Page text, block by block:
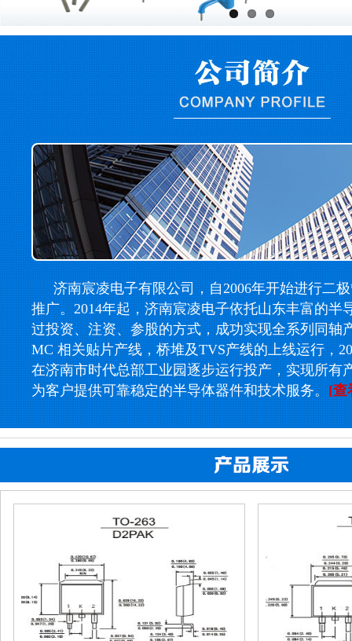
济南宸凌电子有限公司，自2006年开始进行二
推广。2014年起，济南宸凌电子依托山东丰富的半
过投资、注资、参股的方式，成功实现全系列同轴
MC 相关贴片产线，桥堆及TVS产线的上线运行，
在济南市时代总部工业园逐步运行投产，实现所有
为客户提供可靠稳定的半导体器件和技术服务。[查